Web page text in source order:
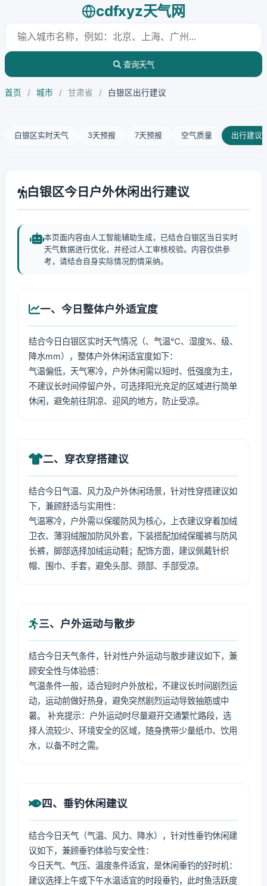
cdfxyz天气网
查询天气
首页 / 城市 / 甘肃省 / 白银区出行建议
白银区实时天气 3天预报 7天预报 空气质量 出行建议
白银区今日户外休闲出行建议
本页面内容由人工智能辅助生成，已结合白银区当日实时
天气数据进行优化，并经过人工审核校验。内容仅供参
考，请结合自身实际情况酌情采纳。
一、今日整体户外适宜度
结合今日白银区实时天气情况（、气温℃、湿度%、级、
降水mm），整体户外休闲适宜度如下：
气温偏低，天气寒冷，户外休闲需以短时、低强度为主，
不建议长时间停留户外，可选择阳光充足的区域进行简单
休闲，避免前往阴凉、迎风的地方，防止受凉。
二、穿衣穿搭建议
结合今日气温、风力及户外休闲场景，针对性穿搭建议如
下，兼顾舒适与实用性：
气温寒冷，户外需以保暖防风为核心，上衣建议穿着加绒
卫衣、薄羽绒服加防风外套，下装搭配加绒保暖裤与防风
长裤，脚部选择加绒运动鞋；配饰方面，建议佩戴针织
帽、围巾、手套，避免头部、颈部、手部受凉。
三、户外运动与散步
结合今日天气条件，针对性户外运动与散步建议如下，兼
顾安全性与体验感：
气温条件一般，适合短时户外放松，不建议长时间剧烈运
动，运动前做好热身，避免突然剧烈运动导致抽筋或中
暑。 补充提示：户外运动时尽量避开交通繁忙路段，选
择人流较少、环境安全的区域，随身携带少量纸巾、饮用
水，以备不时之需。
四、垂钓休闲建议
结合今日天气（气温、风力、降水），针对性垂钓休闲建
议如下，兼顾垂钓体验与安全性：
今日天气、气压、温度条件适宜，是休闲垂钓的好时机：
建议选择上午或下午水温适宜的时段垂钓，此时鱼活跃度